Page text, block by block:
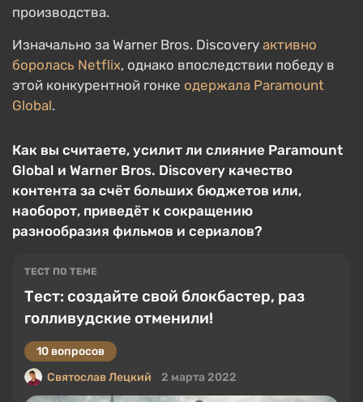
производства.
Изначально за Warner Bros. Discovery активно
боролась Netflix, однако впоследствии победу в
этой конкурентной гонке одержала Paramount
Global.
Как вы считаете, усилит ли слияние Paramount
Global и Warner Bros. Discovery качество
контента за счёт больших бюджетов или,
наоборот, приведёт к сокращению
разнообразия фильмов и сериалов?
ТЕСТ ПО ТЕМЕ
Тест: создайте свой блокбастер, раз
голливудские отменили!
10 вопросов
Святослав Лецкий
2 марта 2022